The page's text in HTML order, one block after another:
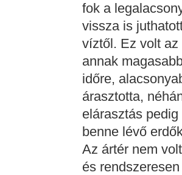
fok a
vissza is
víztől. Ez volt az
annak
időre,
árasztotta,
elárasztás
benne lévő
Az ártér nem
és